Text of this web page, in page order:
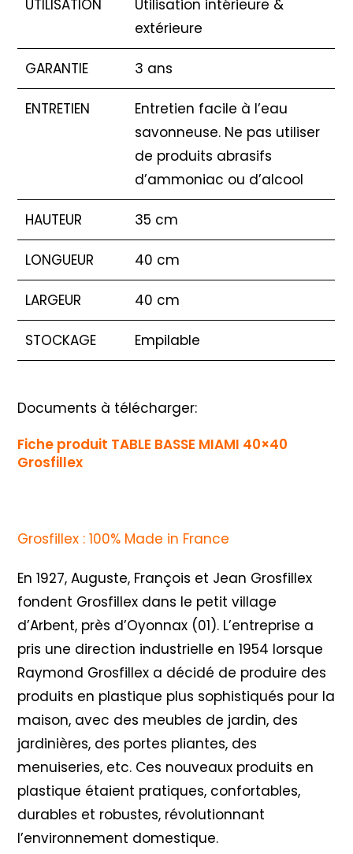
UTILISATION
Utilisation intérieure &
extérieure
GARANTIE 3 ans
ENTRETIEN
Entretien facile à l’eau
savonneuse. Ne pas utiliser
de produits abrasifs
d’ammoniac ou d’alcool
HAUTEUR 35 cm
LONGUEUR 40 cm
LARGEUR 40 cm
STOCKAGE Empilable
Documents à télécharger:
Fiche produit TABLE BASSE MIAMI 40×40
Grosfillex
Grosfillex : 100% Made in France
En 1927, Auguste, François et Jean Grosfillex
fondent Grosfillex dans le petit village
d’Arbent, près d’Oyonnax (01). L’entreprise a
pris une direction industrielle en 1954 lorsque
Raymond Grosfillex a décidé de produire des
produits en plastique plus sophistiqués pour la
maison, avec des meubles de jardin, des
jardinières, des portes pliantes, des
menuiseries, etc. Ces nouveaux produits en
plastique étaient pratiques, confortables,
durables et robustes, révolutionnant
l’environnement domestique.